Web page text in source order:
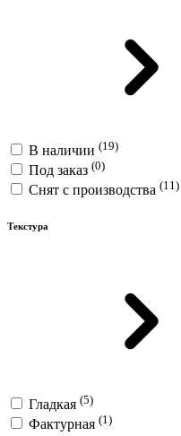
В наличии (19)
Под заказ (0)
Снят с производства (11)
Текстура
Гладкая (5)
Фактурная (1)